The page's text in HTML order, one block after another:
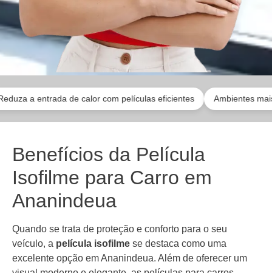
entrada de calor com películas eficientes Ambientes mais
Benefícios da Película
Isofilme para Carro em
Ananindeua
Quando se trata de proteção e conforto para o seu
veículo, a película isofilme se destaca como uma
excelente opção em Ananindeua. Além de oferecer um